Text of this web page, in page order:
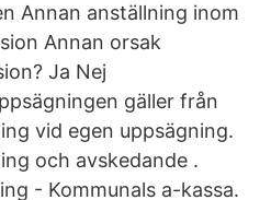
Annan anställning inom
Annan orsak
Ja Nej
gäller från
vid egen uppsägning.
och avskedande .
- Kommunals a-kassa.